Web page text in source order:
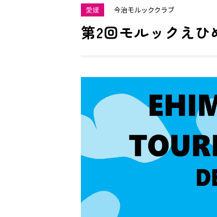
愛媛 今治モルッククラブ
第2回モルックえひ